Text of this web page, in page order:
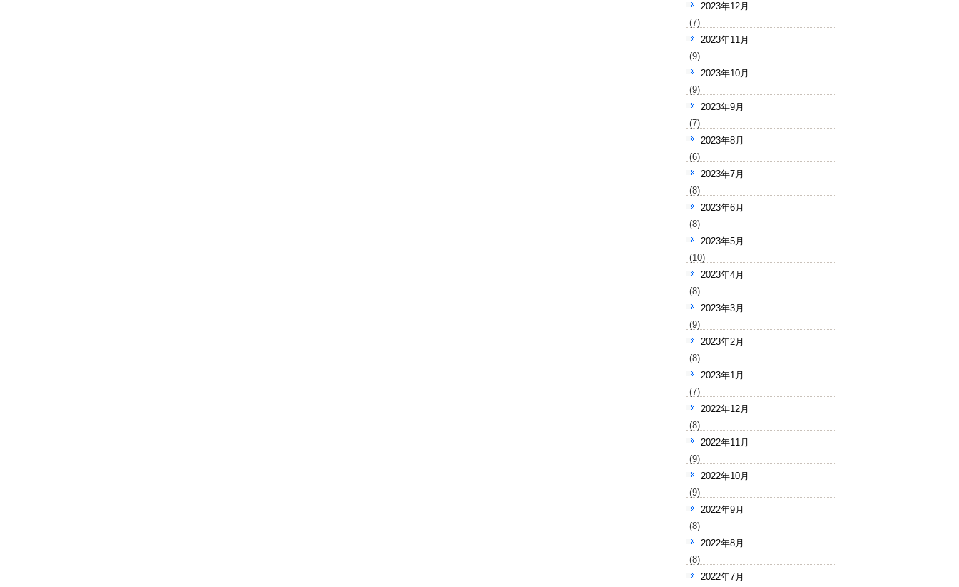
2023年12月
(7)
2023年11月
(9)
2023年10月
(9)
2023年9月
(7)
2023年8月
(6)
2023年7月
(8)
2023年6月
(8)
2023年5月
(10)
2023年4月
(8)
2023年3月
(9)
2023年2月
(8)
2023年1月
(7)
2022年12月
(8)
2022年11月
(9)
2022年10月
(9)
2022年9月
(8)
2022年8月
(8)
2022年7月